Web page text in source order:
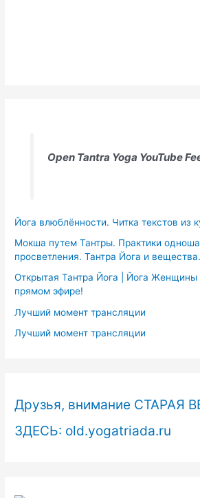
Open Tantra Yoga YouTube
Йога влюблённости. Читка текстов из
Мокша путем Тантры. Практики
просветления. Тантра Йога и вещества.
Открытая Тантра Йога | Йога
прямом эфире!
Лучший момент трансляции
Лучший момент трансляции
Друзья, внимание СТАРАЯ
ЗДЕСЬ: old.yogatriada.ru